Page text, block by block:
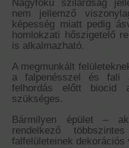
Nagyfokú szilárdság
nem jellemző
képesség miatt pedig
homlokzati hőszigetelő
is alkalmazható.
A megmunkált
a falpenésszel és fali
felhordás előtt biocid
szükséges.
Bármilyen épület –
rendelkező
falfelületeinek dekorációs